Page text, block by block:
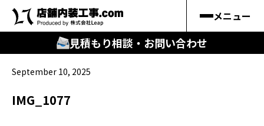
メニュー
見積もり相談・お問い合わせ
︎探す
キーワードから
September 10, 2025
IMG_1077